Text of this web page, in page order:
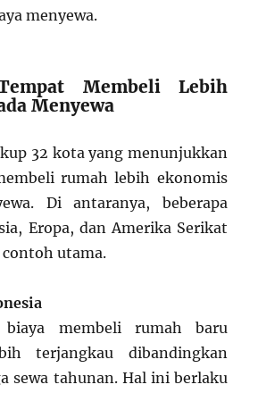
menyewa.
Membeli Lebih
Menyewa
32 kota yang menunjukkan
rumah lebih ekonomis
Di antaranya, beberapa
Eropa, dan Amerika Serikat
utama.
biaya membeli rumah baru
terjangkau dibandingkan
sewa tahunan. Hal ini berlaku